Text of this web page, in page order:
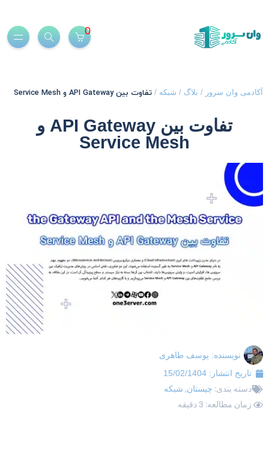
وان سرور / بلاگ/ شبکه/ تفاوت بین API Gateway و Service Mesh
تفاوت بین API Gateway و
Service Mesh
نویسنده:یوسف طاهری
تاریخ انتشار: 15/02/1404
دسته بندی:چیستان,شبکه
زمان مطالعه: 3 دقیقه